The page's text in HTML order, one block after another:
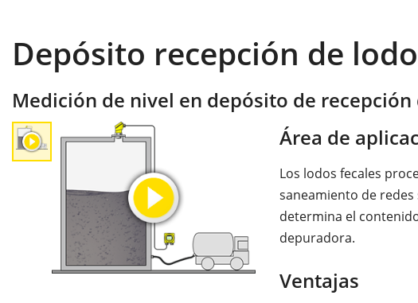
Depósito recepción de
Medición de nivel en depósito de recepción
Área de
Los lodos fecales
saneamiento de
determina el
depuradora.
Ventajas